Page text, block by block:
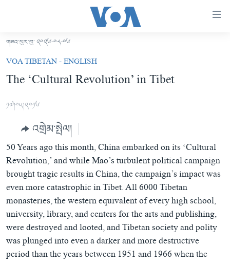
བདེ་
བའི་
དྲ་
འབྲེལ།
གཞུང་
དངོས་
བསྐྱོད།
དཀར་
ཆག་
བསྐྱོད།
ཐད་
ཀར་
འཚོལ་
ཞིབ་
བོད།
མདུན་ངོས།
རྒྱ་ནག
འཛམ་གླིང་།
ཧི་མ་ལ་ཡ།
བརྙན་འཕྲིན།
ཀུན་གླེང་གསར་འགྱུར།
ཀུན་གླེང་།
དྲ་སྣང་གི་བོད།
དྲ་བརྙན་གསར་འགྱུར།
རླུང་འཕྲིན།
སྔ་དྲོའི་གསར་འགྱུར།
དགོང་དྲོའི་གསར་འགྱུར།
བགྲོ་གླེང་མདུན་ལྕོག
གསར་འགོད་རང་དབང་།
Learning English
རྗེས་འབྲངས།
གཟའ་ཕུར་བུ་ ༢༠༢༦-༠༨-༠༦
VOA TIBETAN - ENGLISH
The ‘Cultural Revolution’ in Tibet
༡༧།༠༥།༢༠༡༦
འགྲེམ་སྤེལ།
50 Years ago this month, China embarked on its ‘Cultural
Revolution,’ and while Mao’s turbulent political campaign
brought tragic results in China, the campaign’s impact was
even more catastrophic in Tibet. All 6000 Tibetan
monasteries, the western equivalent of every high school,
university, library, and centers for the arts and publishing,
were destroyed and looted, and Tibetan society and polity
was plunged into even a darker and more destructive
period than the years between 1951 and 1966 when the